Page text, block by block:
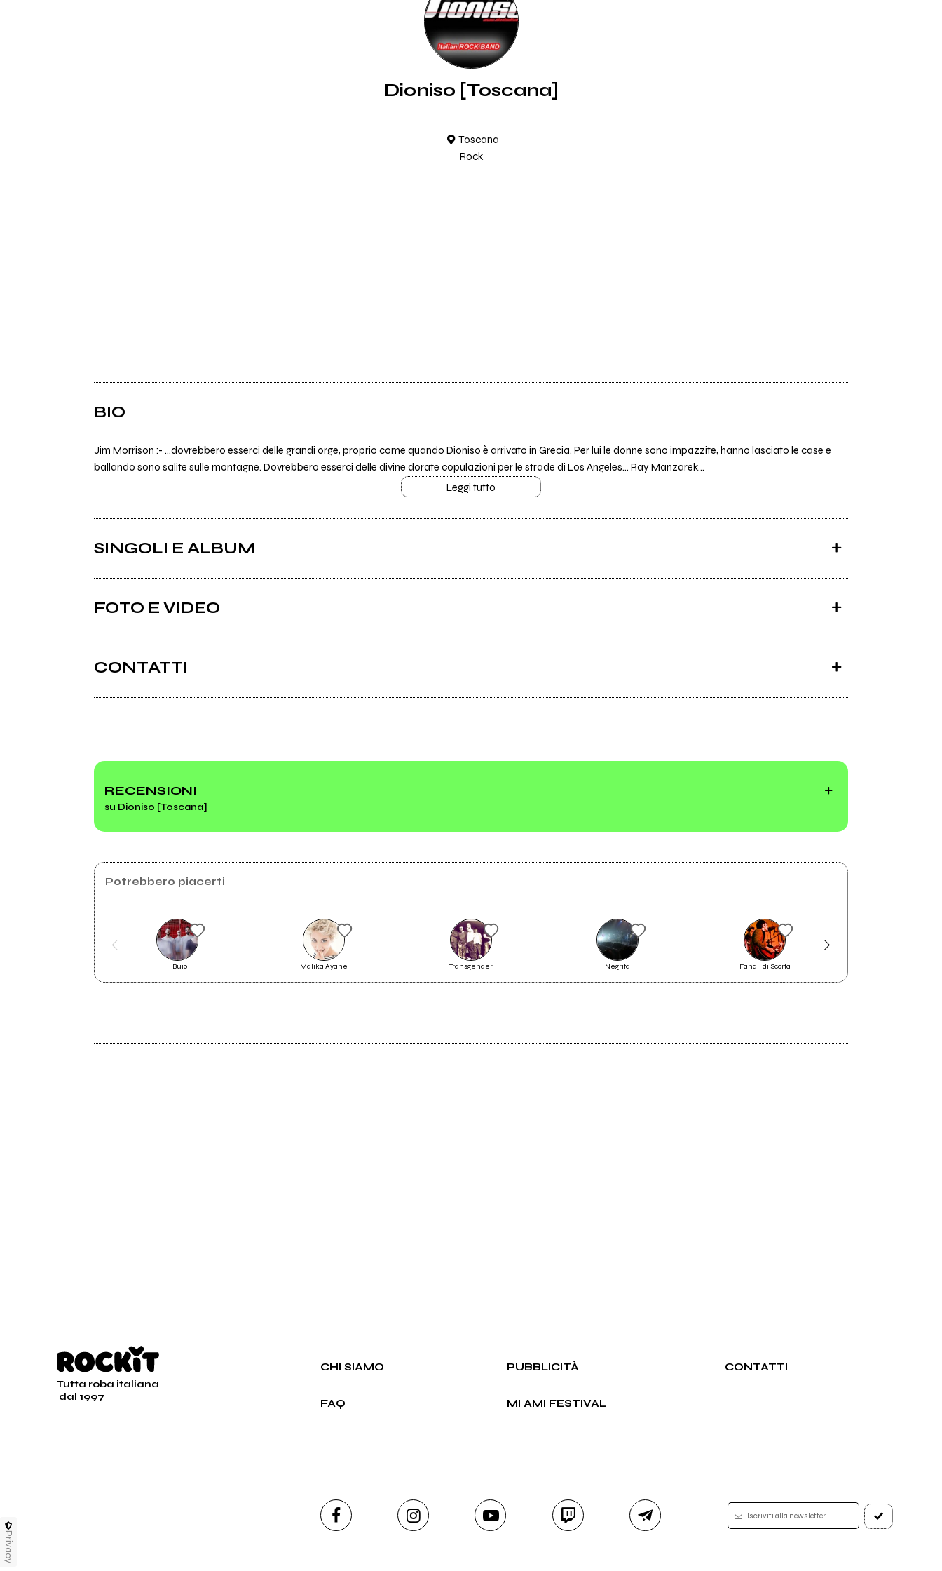
Dioniso [Toscana]
Toscana
Rock
BIO
Jim Morrison :- ...dovrebbero esserci delle grandi orge, proprio come quando Dioniso è arrivato in Grecia. Per lui le donne sono impazzite, hanno lasciato le case e
ballando sono salite sulle montagne. Dovrebbero esserci delle divine dorate copulazioni per le strade di Los Angeles... Ray Manzarek...
Leggi tutto
SINGOLI E ALBUM
N°1 - Free Ep
FOTO E VIDEO
CONTATTI
RECENSIONI
su Dioniso [Toscana]
Potrebbero piacerti
Il Buio Malika Ayane Transgender Negrita Fanali di Scorta
Tutta roba italiana
dal 1997
CHI SIAMO PUBBLICITÀ CONTATTI
FAQ MI AMI FESTIVAL
Iscriviti alla newsletter
Privacy